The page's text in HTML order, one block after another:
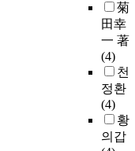
菊
田幸
一 著
(4)
천
정환
(4)
황
의갑